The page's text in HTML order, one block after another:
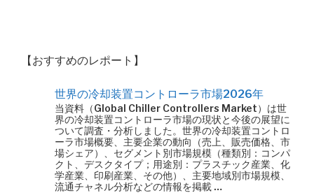
【おすすめのレポート】
世界の冷却装置コントローラ市場2026年
当資料（Global Chiller Controllers Market）は世
界の冷却装置コントローラ市場の現状と今後の展望に
ついて調査・分析しました。世界の冷却装置コントロ
ーラ市場概要、主要企業の動向（売上、販売価格、市
場シェア）、セグメント別市場規模（種類別：コンパ
クト、デスクタイプ；用途別：プラスチック産業、化
学産業、印刷産業、その他）、主要地域別市場規模、
流通チャネル分析などの情報を掲載 …